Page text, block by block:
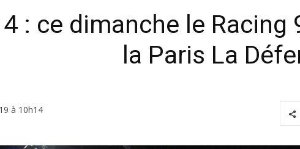
: ce dimanche le
la Paris La
à 10h14